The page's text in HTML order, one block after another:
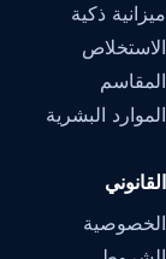
ميزانية ذكية
الاستخلاص
المقاسم
الموارد البشرية
القانوني
الخصوصية